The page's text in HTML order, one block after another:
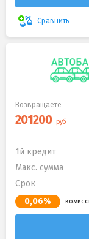
Сравнить
Возвращаете
1й кредит
Макс. сумма
Срок
0,06%